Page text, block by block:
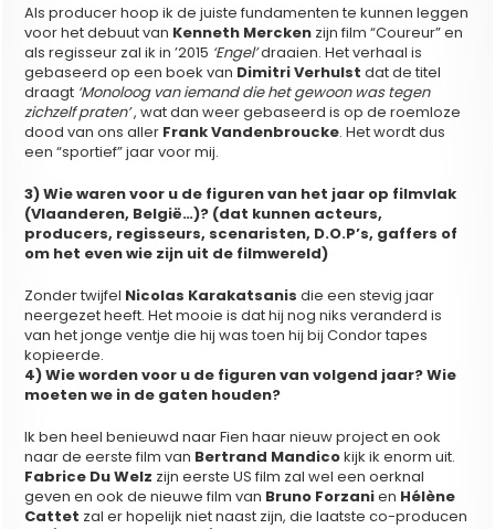
Als producer hoop ik de juiste fundamenten te kunnen leggen
voor het debuut van Kenneth Mercken zijn film “Coureur” en
als regisseur zal ik in ’2015 ‘Engel’draaien. Het verhaal is
gebaseerd op een boek van Dimitri Verhulst dat de titel
draagt ‘Monoloog van iemand die het gewoon was tegen
zichzelf praten’, wat dan weer gebaseerd is op de roemloze
dood van ons aller Frank Vandenbroucke. Het wordt dus
een “sportief” jaar voor mij.
3) Wie waren voor u de figuren van het jaar op filmvlak
(Vlaanderen, België…)? (dat kunnen acteurs,
producers, regisseurs, scenaristen, D.O.P’s, gaffers of
om het even wie zijn uit de filmwereld)
Zonder twijfel Nicolas Karakatsanis die een stevig jaar
neergezet heeft. Het mooie is dat hij nog niks veranderd is
van het jonge ventje die hij was toen hij bij Condor tapes
kopieerde.
4) Wie worden voor u de figuren van volgend jaar? Wie
moeten we in de gaten houden?
Ik ben heel benieuwd naar Fien haar nieuw project en ook
naar de eerste film van Bertrand Mandicokijk ik enorm uit.
Fabrice Du Welz zijn eerste US film zal wel een oerknal
geven en ook de nieuwe film van Bruno Forzanien Hélène
Cattet zal er hopelijk niet naast zijn, die laatste co-producen